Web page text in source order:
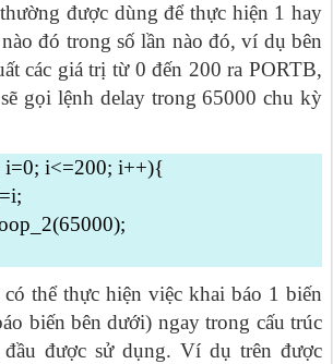
được dùng để thực hiện 1 hay
đó trong số lần nào đó, ví dụ bên
các giá trị từ 0 đến 200 ra PORTB,
gọi lệnh delay trong 65000 chu kỳ
i<=200; i++){
có thể thực hiện việc khai báo 1 biến
biến bên dưới) ngay trong cấu trúc
được sử dụng. Ví dụ trên được